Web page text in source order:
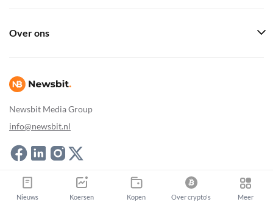
Newsbit Media Group
info@newsbit.nl
Over ons
Newsbit Copyright © 2026 Sitemap
Nieuws Koersen Kopen Over crypto's Meer